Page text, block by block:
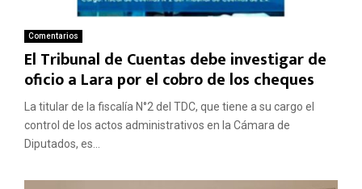
Comentarios
El Tribunal de Cuentas debe investigar de
oficio a Lara por el cobro de los cheques
La titular de la fiscalía N°2 del TDC, que tiene a su cargo el
control de los actos administrativos en la Cámara de
Diputados, es...